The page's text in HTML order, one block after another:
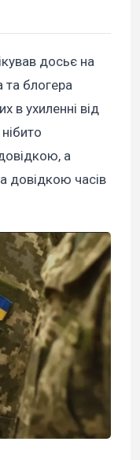
досьє на
та блогера
в ухиленні від
а
довідкою часів